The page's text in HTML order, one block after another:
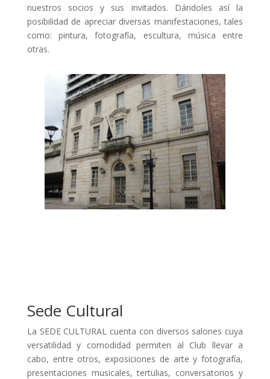
nuestros socios y sus invitados. Dándoles así la
posibilidad de apreciar diversas manifestaciones, tales
como: pintura, fotografía, escultura, música entre
otras.
Sede Cultural
La SEDE CULTURAL cuenta con diversos salones cuya
versatilidad y comodidad permiten al Club llevar a
cabo, entre otros, exposiciones de arte y fotografía,
presentaciones musicales, tertulias, conversatorios y